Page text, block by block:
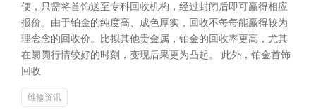
便，只需将首饰送至专科回收机构，经过封闭后即可赢得相应
报价。由于铂金的纯度高、成色厚实，回收不每每能赢得较为
理念念的回收价。比拟其他贵金属，铂金的回收率更高，尤其
在阛阓行情较好的时刻，变现后果更为凸起。 此外，铂金首饰
回收
维修资讯